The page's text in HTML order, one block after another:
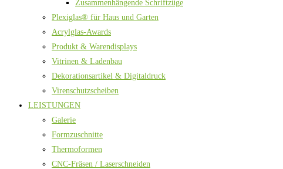
Zusammenhängende Schriftzüge
Plexiglas® für Haus und Garten
Acrylglas-Awards
Produkt & Warendisplays
Vitrinen & Ladenbau
Dekorationsartikel & Digitaldruck
Virenschutzscheiben
LEISTUNGEN
Galerie
Formzuschnitte
Thermoformen
CNC-Fräsen / Laserschneiden